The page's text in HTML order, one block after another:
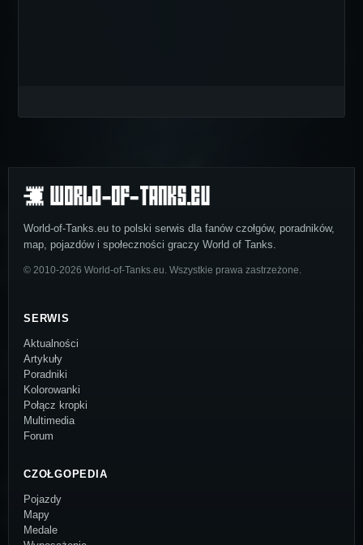
World-of-Tanks.eu to polski serwis dla fanów czołgów, poradników,
map, pojazdów i społeczności graczy World of Tanks.
© 2010-2026 World-of-Tanks.eu. Wszystkie prawa zastrzeżone.
SERWIS
Aktualności
Artykuły
Poradniki
Kolorowanki
Połącz kropki
Multimedia
Forum
CZOŁGOPEDIA
Pojazdy
Mapy
Medale